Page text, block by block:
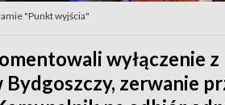
"Punkt wyjścia"
wyłączenie z
zerwanie